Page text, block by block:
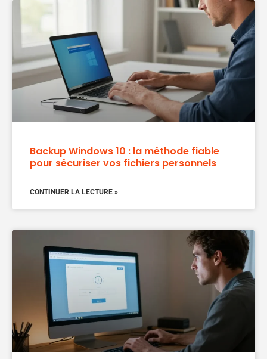
Backup Windows 10 : la méthode fiable
pour sécuriser vos fichiers personnels
CONTINUER LA LECTURE »